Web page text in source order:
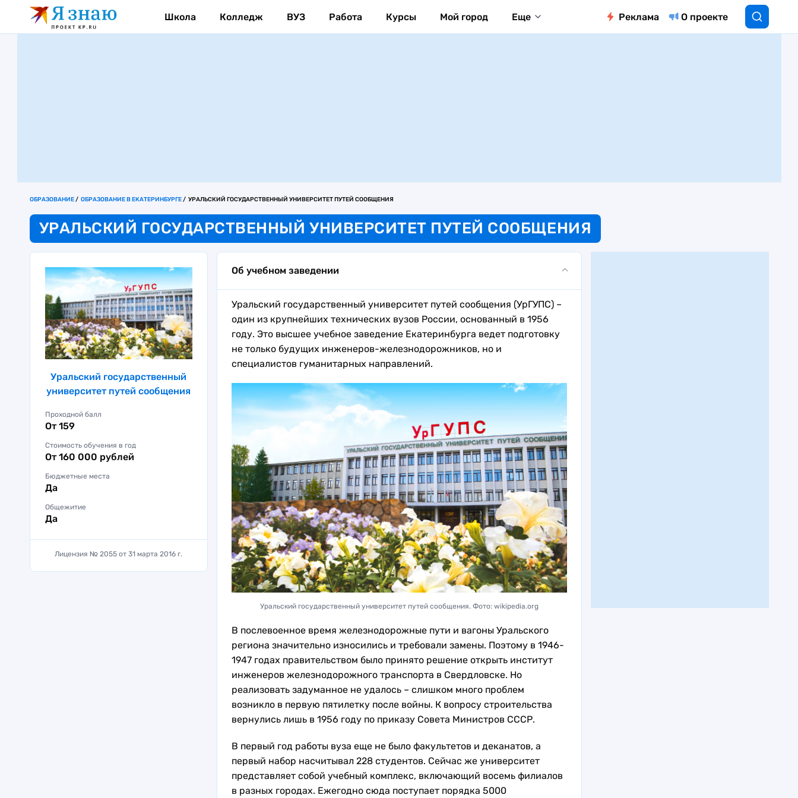
Школа Колледж ВУЗ Работа Курсы Мой город Еще Реклама О проекте
ОБРАЗОВАНИЕ ОБРАЗОВАНИЕ В ЕКАТЕРИНБУРГЕ УРАЛЬСКИЙ ГОСУДАРСТВЕННЫЙ УНИВЕРСИТЕТ ПУТЕЙ СООБЩЕНИЯ
УРАЛЬСКИЙ ГОСУДАРСТВЕННЫЙ УНИВЕРСИТЕТ ПУТЕЙ СООБЩЕНИЯ
Уральский государственный
университет путей сообщения
Проходной балл
От 159
Стоимость обучения в год
От 160 000 рублей
Бюджетные места
Да
Общежитие
Да
Лицензия № 2055 от 31 марта 2016 г.
Об учебном заведении
Уральский государственный университет путей сообщения (УрГУПС) –
один из крупнейших технических вузов России, основанный в 1956
году. Это высшее учебное заведение Екатеринбурга ведет подготовку
не только будущих инженеров-железнодорожников, но и
специалистов гуманитарных направлений.
Уральский государственный университет путей сообщения. Фото: wikipedia.org
В послевоенное время железнодорожные пути и вагоны Уральского
региона значительно износились и требовали замены. Поэтому в 1946-
1947 годах правительством было принято решение открыть институт
инженеров железнодорожного транспорта в Свердловске. Но
реализовать задуманное не удалось – слишком много проблем
возникло в первую пятилетку после войны. К вопросу строительства
вернулись лишь в 1956 году по приказу Совета Министров СССР.
В первый год работы вуза еще не было факультетов и деканатов, а
первый набор насчитывал 228 студентов. Сейчас же университет
представляет собой учебный комплекс, включающий восемь филиалов
в разных городах. Ежегодно сюда поступает порядка 5000